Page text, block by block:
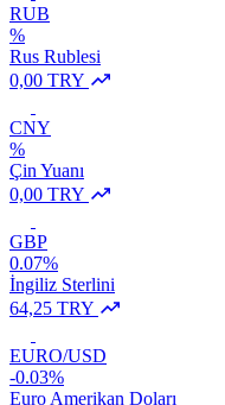
RUB
%
Rus Rublesi
0,00 TRY
CNY
%
Çin Yuanı
0,00 TRY
GBP
0.07%
İngiliz Sterlini
64,25 TRY
EURO/USD
-0.03%
Euro Amerikan Doları